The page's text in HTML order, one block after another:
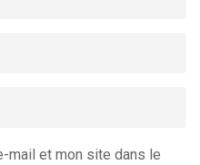
mail et mon site dans le